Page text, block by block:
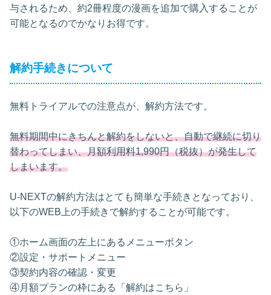
与されるため、約2冊程度の漫画を追加で購入することが
可能となるのでかなりお得です。
解約手続きについて
無料トライアルでの注意点が、解約方法です。
無料期間中にきちんと解約をしないと、自動で継続に切り
替わってしまい、月額利用料1,990円（税抜）が発生して
しまいます。
U-NEXTの解約方法はとても簡単な手続きとなっており、
以下のWEB上の手続きで解約することが可能です。
①ホーム画面の左上にあるメニューボタン
②設定・サポートメニュー
③契約内容の確認・変更
④月額プランの枠にある「解約はこちら」